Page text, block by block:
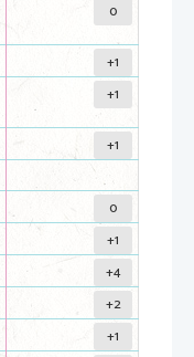
0
+1
+1
+1
0
+1
+4
+2
+1